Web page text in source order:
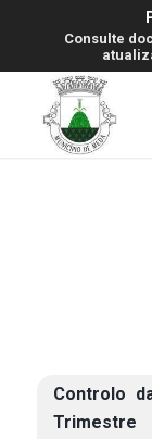
Consulte
Controlo